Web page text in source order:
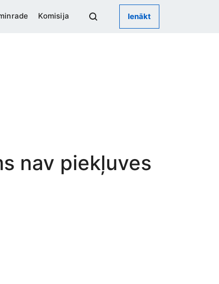
Komisija Ienākt
nav piekļuves